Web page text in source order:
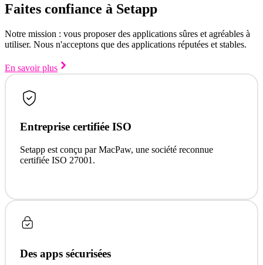
Faites confiance à Setapp
Notre mission : vous proposer des applications sûres et agréables à
utiliser. Nous n'acceptons que des applications réputées et stables.
En savoir plus
Entreprise certifiée ISO
Setapp est conçu par MacPaw, une société reconnue
certifiée ISO 27001.
Des apps sécurisées